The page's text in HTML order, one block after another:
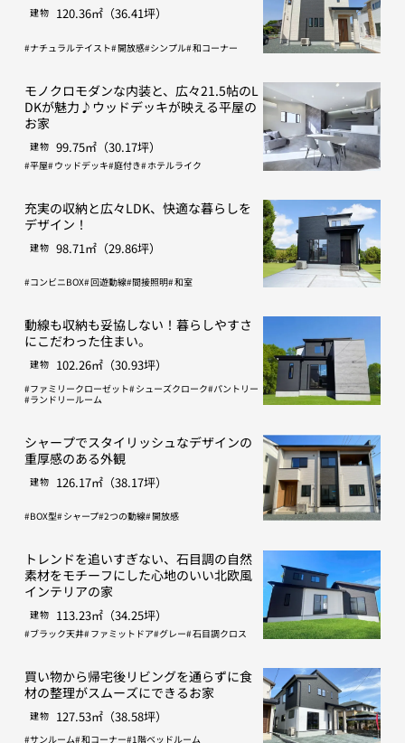
建物 120.36㎡（36.41坪）
ナチュラルテイスト 開放感 シンプル 和コーナー
モノクロモダンな内装と、広々21.5帖のL
DKが魅力♪ウッドデッキが映える平屋の
お家
建物 99.75㎡（30.17坪）
平屋 ウッドデッキ 庭付き ホテルライク
充実の収納と広々LDK、快適な暮らしを
デザイン！
建物 98.71㎡（29.86坪）
コンビニBOX 回遊動線 間接照明 和室
動線も収納も妥協しない！暮らしやすさ
にこだわった住まい。
建物 102.26㎡（30.93坪）
ファミリークローゼット シューズクローク パントリー
ランドリールーム
シャープでスタイリッシュなデザインの
重厚感のある外観
建物 126.17㎡（38.17坪）
BOX型 シャープ 2つの動線 開放感
トレンドを追いすぎない、石目調の自然
素材をモチーフにした心地のいい北欧風
インテリアの家
建物 113.23㎡（34.25坪）
ブラック天井 ファミットドア グレー 石目調クロス
買い物から帰宅後リビングを通らずに食
材の整理がスムーズにできるお家
建物 127.53㎡（38.58坪）
サンルーム 和コーナー 1階ベッドルーム